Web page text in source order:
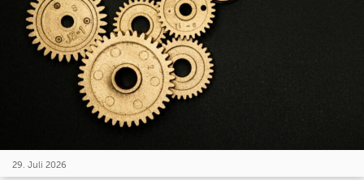
29. Juli 2026